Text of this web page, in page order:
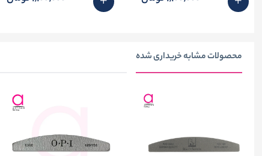
محصولات مشابه خریداری شده